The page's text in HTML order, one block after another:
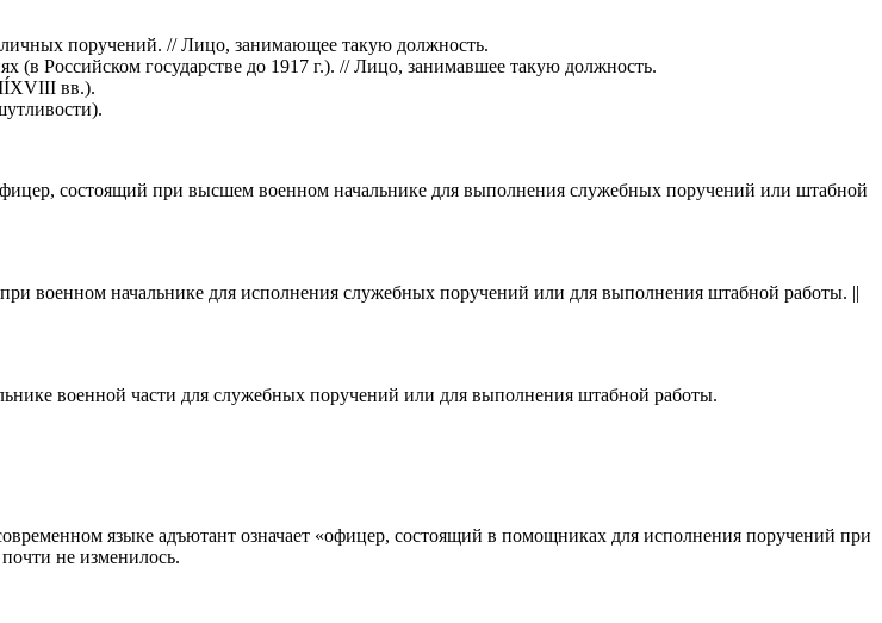
поручений. // Лицо, занимающее такую должность.
(в Российском государстве до 1917 г.). // Лицо, занимавшее такую должность.
вв.).
состоящий при высшем военном начальнике для выполнения служебных поручений или штабной
военном начальнике для исполнения служебных поручений или для выполнения штабной работы. ||
военной части для служебных поручений или для выполнения штабной работы.
языке адъютант означает «офицер, состоящий в помощниках для исполнения поручений при
не изменилось.